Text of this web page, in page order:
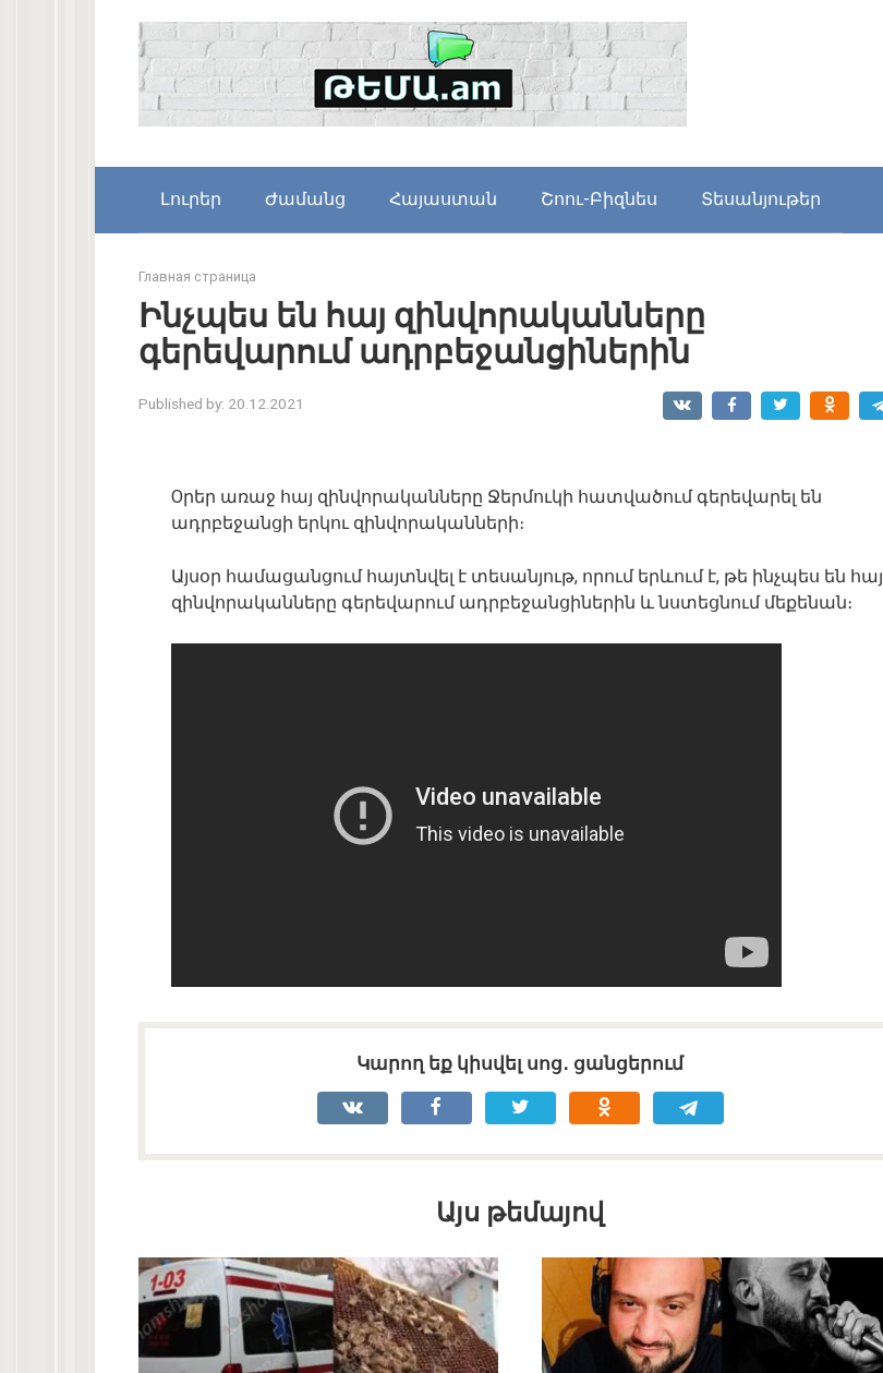
Լուրեր Ժամանց Հայաստան Շոու-Բիզնես Տեսանյութեր
Главная страница
Ինչպես են հայ զինվորականները
գերեվարում ադրբեջանցիներին
Published by: 20.12.2021
Oրեր առաջ հայ զինվորականները Ջերմուկի հատվածում գերեվարել են
ադրբեջանցի երկու զինվորականների։
Այսօր համացանցում հայտնվել է տեսանյութ, որում երևում է, թե ինչպես են հայ
զինվորականները գերեվարում ադրբեջանցիներին և նստեցնում մեքենան։
Կարող եք կիսվել սոց․ ցանցերում
Այս թեմայով